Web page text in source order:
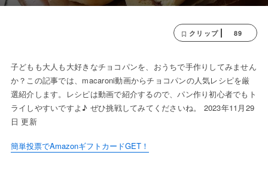
クリップ 89
子どもも大人も大好きなチョコパンを、おうちで手作りしてみません
か？この記事では、macaroni動画からチョコパンの人気レシピを厳
選紹介します。レシピは動画で紹介するので、パン作り初心者でもト
ライしやすいですよ♪ ぜひ挑戦してみてくださいね。 2023年11月29
日 更新
簡単投票でAmazonギフトカードGET！